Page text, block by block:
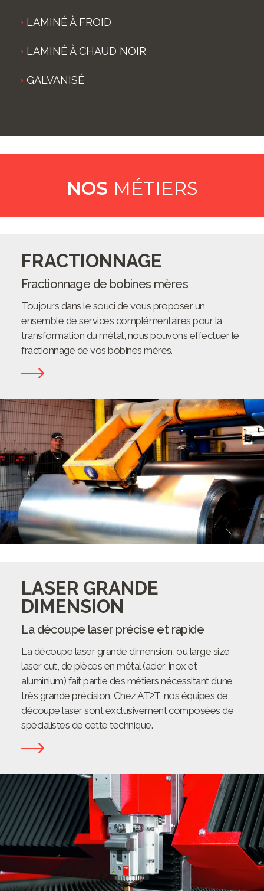
LAMINÉ À FROID
LAMINÉ À CHAUD NOIR
GALVANISÉ
NOS MÉTIERS
FRACTIONNAGE
Fractionnage de bobines mères
Toujours dans le souci de vous proposer un
ensemble de services complémentaires pour la
transformation du métal, nous pouvons effectuer le
fractionnage de vos bobines mères.
LASER GRANDE
DIMENSION
La découpe laser précise et rapide
Ladécoupe laser grande dimension, oularge size
laser cut, de pièces en métal (acier, inox et
aluminium) fait partie des métiers nécessitant d’une
très grande précision. Chez AT2T, nos équipes de
découpe laser sont exclusivement composées de
spécialistes de cette technique.